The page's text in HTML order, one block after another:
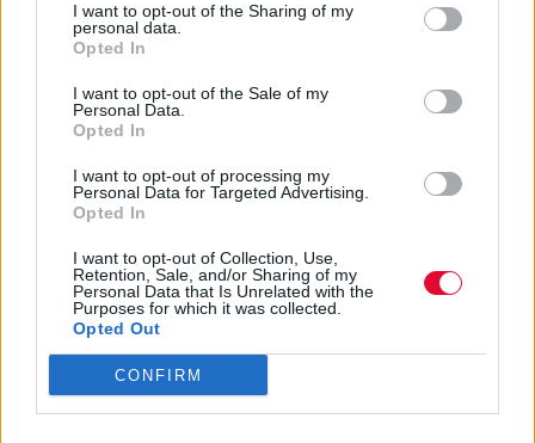
I want to opt-out of the Sharing of my
personal data.
Opted In
I want to opt-out of the Sale of my
Personal Data.
Opted In
I want to opt-out of processing my
Personal Data for Targeted Advertising.
Opted In
I want to opt-out of Collection, Use,
Retention, Sale, and/or Sharing of my
Personal Data that Is Unrelated with the
Purposes for which it was collected.
Opted Out
CONFIRM
Ναταλία Πετρίτη